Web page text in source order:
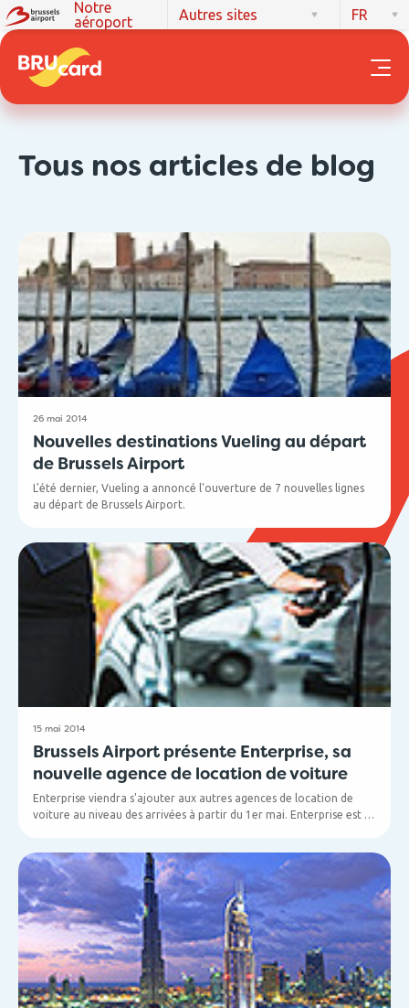
Notre
aéroport
Autres sites FR
Tous nos articles de blog
26 mai 2014
Nouvelles destinations Vueling au départ
de Brussels Airport
L'été dernier, Vueling a annoncé l'ouverture de 7 nouvelles lignes
au départ de Brussels Airport.
A partir du 17 avril:
• Rome Fiumicino (tous les jours)
• Venise (5x / semaine : lun., mar., jeu., ven., dim.)
A partir du 1er mai:
• Lisbonne (tous les jours)
• Porto (4x / semaine : lu., mer., ven., di.)
15 mai 2014
Brussels Airport présente Enterprise, sa
nouvelle agence de location de voiture
Enterprise viendra s'ajouter aux autres agences de location de
voiture au niveau des arrivées à partir du 1er mai. Enterprise est la
Airport. Enterprise vient ainsi compléter l'offre de Brussels Airport
où sont déjà présents : Avis (avec Budget), Europcar, Hertz (avec
Thrifty) et Sixt.